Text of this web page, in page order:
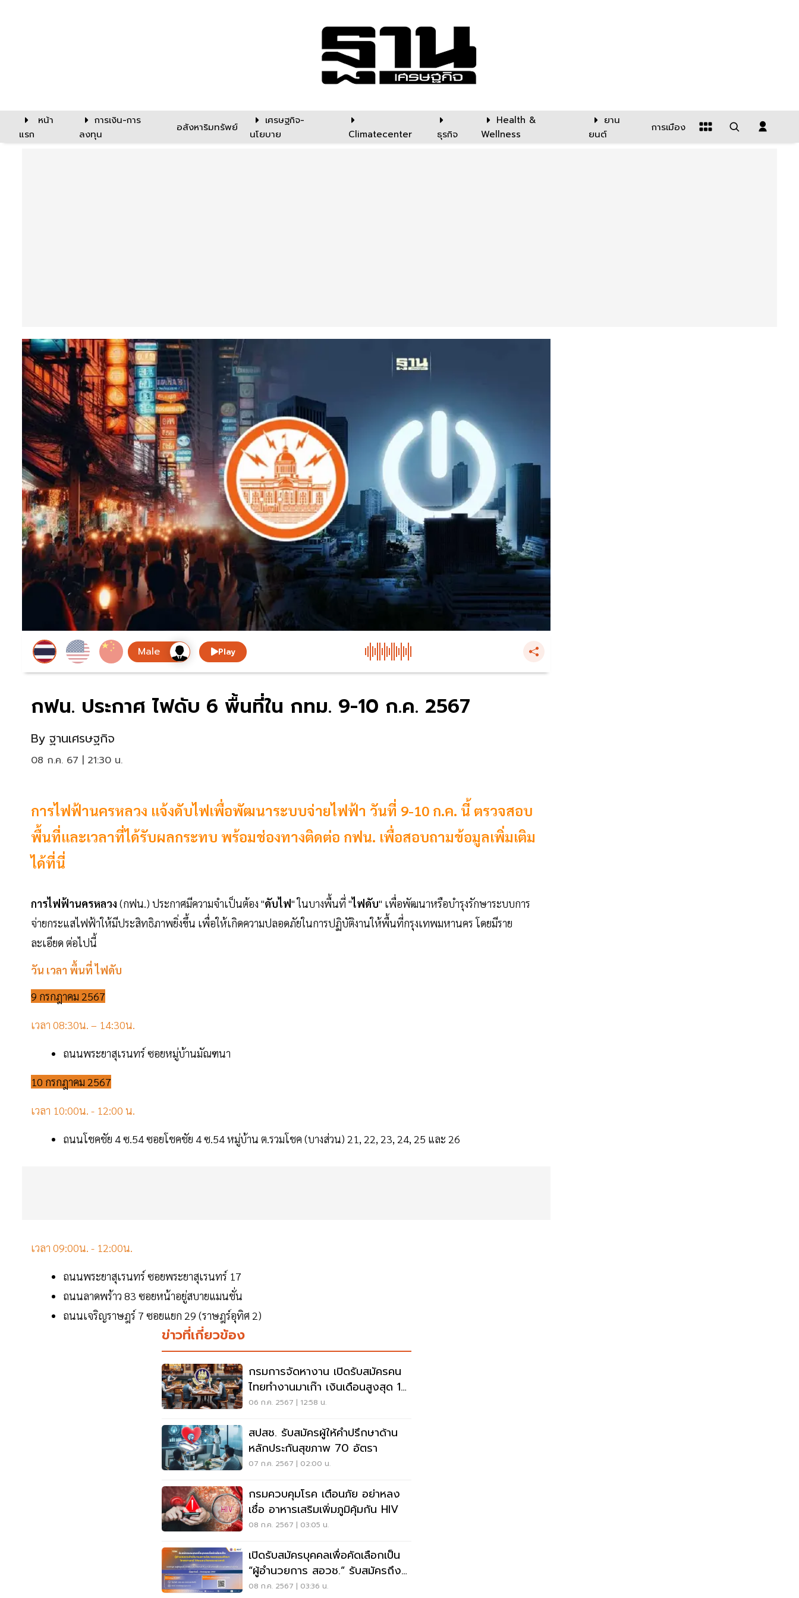
หน้า
แรก
การเงิน-การ
ลงทุน
อสังหาริมทรัพย์
เศรษฐกิจ-
นโยบาย
Climatecenter ธุรกิจ
Health &
Wellness
ยาน
ยนต์
การเมือง
Play
กฟน. ประกาศ ไฟดับ 6 พื้นที่ใน กทม. 9-10 ก.ค. 2567
By ฐานเศรษฐกิจ
08 ก.ค. 67 | 21:30 น.
การไฟฟ้านครหลวง แจ้งดับไฟเพื่อพัฒนาระบบจ่ายไฟฟ้า วันที่ 9-10 ก.ค. นี้ ตรวจสอบ
พื้นที่และเวลาที่ได้รับผลกระทบ พร้อมช่องทางติดต่อ กฟน. เพื่อสอบถามข้อมูลเพิ่มเติม
ได้ที่นี่
การไฟฟ้านครหลวง (กฟน.) ประกาศมีความจำเป็นต้อง "ดับไฟ" ในบางพื้นที่ "ไฟดับ" เพื่อพัฒนาหรือบำรุงรักษาระบบการ
จ่ายกระแสไฟฟ้าให้มีประสิทธิภาพยิ่งขึ้น เพื่อให้เกิดความปลอดภัยในการปฏิบัติงานให้พื้นที่กรุงเทพมหานคร โดยมีราย
ละเอียด ต่อไปนี้
วัน เวลา พื้นที่ ไฟดับ
9 กรกฎาคม 2567
เวลา 08:30น. – 14:30น.
ถนนพระยาสุเรนทร์ ซอยหมู่บ้านมัณฑนา
10 กรกฎาคม 2567
เวลา 10:00น. - 12:00 น.
ถนนโชคชัย 4 ซ.54 ซอยโชคชัย 4 ซ.54 หมู่บ้าน ต.รวมโชค (บางส่วน) 21, 22, 23, 24, 25 และ 26
เวลา 09:00น. - 12:00น.
ถนนพระยาสุเรนทร์ ซอยพระยาสุเรนทร์ 17
ถนนลาดพร้าว 83 ซอยหน้าอยู่สบายแมนชั่น
ถนนเจริญราษฎร์ 7 ซอยแยก 29 (ราษฎร์อุทิศ 2)
ข่าวที่เกี่ยวข้อง
กรมการจัดหางาน เปิดรับสมัครคน
ไทยทำงานมาเก๊า เงินเดือนสูงสุด 1
แสน
06 ก.ค. 2567 | 12:58 น.
สปสช. รับสมัครผู้ให้คำปรึกษาด้าน
หลักประกันสุขภาพ 70 อัตรา
07 ก.ค. 2567 | 02:00 น.
กรมควบคุมโรค เตือนภัย อย่าหลง
เชื่อ อาหารเสริมเพิ่มภูมิคุ้มกัน HIV
08 ก.ค. 2567 | 03:05 น.
เปิดรับสมัครบุคคลเพื่อคัดเลือกเป็น
“ผู้อำนวยการ สอวช.” รับสมัครถึง
วันที่ 21 กรกฎาคม 2567
08 ก.ค. 2567 | 03:36 น.